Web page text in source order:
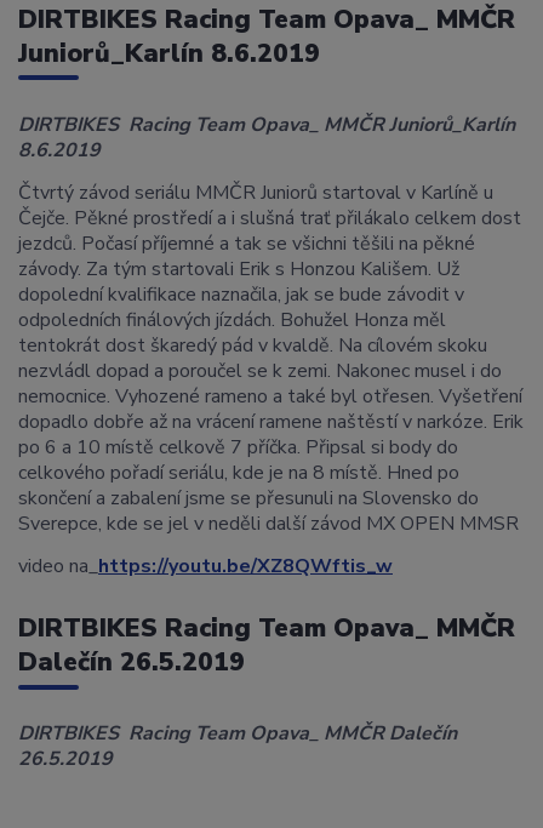
DIRTBIKES Racing Team Opava_ MMČR
Juniorů_Karlín 8.6.2019
DIRTBIKES Racing Team Opava_ MMČR Juniorů_Karlín
8.6.2019
Čtvrtý závod seriálu MMČR Juniorů startoval v Karlíně u
Čejče. Pěkné prostředí a i slušná trať přilákalo celkem dost
jezdců. Počasí příjemné a tak se všichni těšili na pěkné
závody. Za tým startovali Erik s Honzou Kališem. Už
dopolední kvalifikace naznačila, jak se bude závodit v
odpoledních finálových jízdách. Bohužel Honza měl
tentokrát dost škaredý pád v kvaldě. Na cílovém skoku
nezvládl dopad a poroučel se k zemi. Nakonec musel i do
nemocnice. Vyhozené rameno a také byl otřesen. Vyšetření
dopadlo dobře až na vrácení ramene naštěstí v narkóze. Erik
po 6 a 10 místě celkově 7 příčka. Připsal si body do
celkového pořadí seriálu, kde je na 8 místě. Hned po
skončení a zabalení jsme se přesunuli na Slovensko do
Sverepce, kde se jel v neděli další závod MX OPEN MMSR
video na_https://youtu.be/XZ8QWftis_w
DIRTBIKES Racing Team Opava_ MMČR
Dalečín 26.5.2019
DIRTBIKES Racing Team Opava_ MMČR Dalečín
26.5.2019